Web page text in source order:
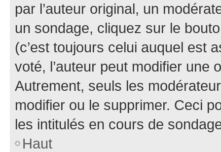
par l’auteur original, un
un sondage, cliquez sur le
(c’est toujours celui auquel est
voté, l’auteur peut modifier une
Autrement, seuls les
modifier ou le supprimer. Ceci
les intitulés en cours de
Haut